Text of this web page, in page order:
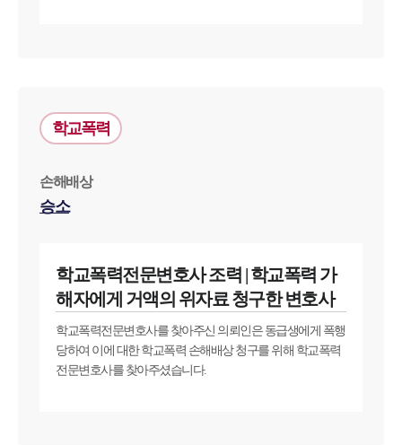
학교폭력
손해배상
승소
학교폭력전문변호사 조력 | 학교폭력 가
해자에게 거액의 위자료 청구한 변호사
학교폭력전문변호사를 찾아주신 의뢰인은 동급생에게 폭행
당하여 이에 대한 학교폭력 손해배상 청구를 위해 학교폭력
전문변호사를 찾아주셨습니다.